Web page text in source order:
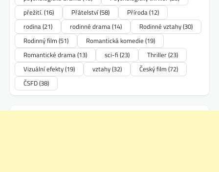
přežití. (16) Přátelství(58) Příroda(12)
rodina(21) rodinné drama(14) Rodinné vztahy(30)
Rodinný film (51) Romantická komedie (19)
Romantické drama(13) sci-fi (23) Thriller(23)
Vizuální efekty(19) vztahy(32) Český film (72)
ČSFD(38)